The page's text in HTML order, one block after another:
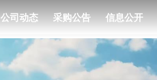
公司动态 采购公告 信息公开